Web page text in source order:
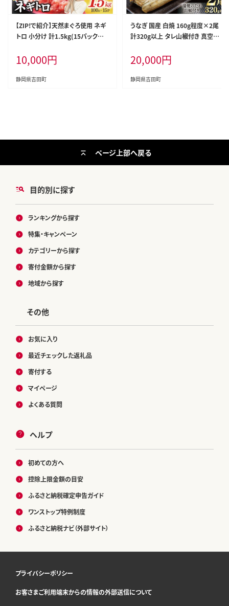
【ZIP!で紹介】天然まぐろ使用 ネギ
トロ 小分け 計1.5kg(15パック入
町 22424262] ネギトロ ねぎとろ
マグロ 鮪 まぐろたたき 粗挽き ねぎ
とろ丼 ネギトロ丼 小分け パック セ
10,000円
静岡県吉田町
うなぎ 国産 白焼 160g程度×2尾
計320g以上 タレ山椒付き 真空パ
町 22424522] 静岡県産 静岡 鰻
ウナギ 白焼き 化粧箱
20,000円
静岡県吉田町
目的別に探す
ランキングから探す
特集・キャンペーン
カテゴリーから探す
寄付金額から探す
地域から探す
その他
お気に入り
最近チェックした返礼品
寄付する
マイページ
よくある質問
ヘルプ
初めての方へ
控除上限金額の目安
ふるさと納税確定申告ガイド
ワンストップ特例制度
ふるさと納税ナビ（外部サイト）
ページ上部へ戻る
プライバシーポリシー
お客さまご利用端末からの情報の外部送信について